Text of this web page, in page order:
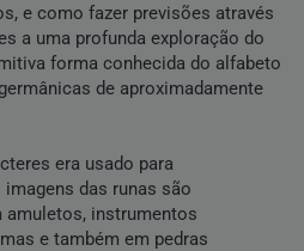
e como fazer previsões através
a uma profunda exploração do
forma conhecida do alfabeto
de aproximadamente
era usado para
das runas são
amuletos, instrumentos
e também em pedras